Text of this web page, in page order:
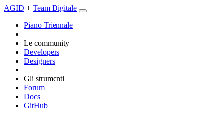
AGID + Team Digitale
Piano Triennale
Le community
Developers
Designers
Gli strumenti
Forum
Docs
GitHub